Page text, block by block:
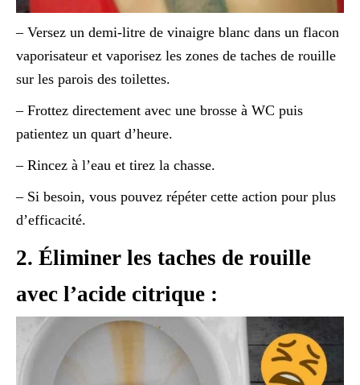
– Versez un demi-litre de vinaigre blanc dans un flacon
vaporisateur et vaporisez les zones de taches de rouille
sur les parois des toilettes.
– Frottez directement avec une brosse à WC puis
patientez un quart d’heure.
– Rincez à l’eau et tirez la chasse.
– Si besoin, vous pouvez répéter cette action pour plus
d’efficacité.
2. Éliminer les taches de rouille
avec l’acide citrique :